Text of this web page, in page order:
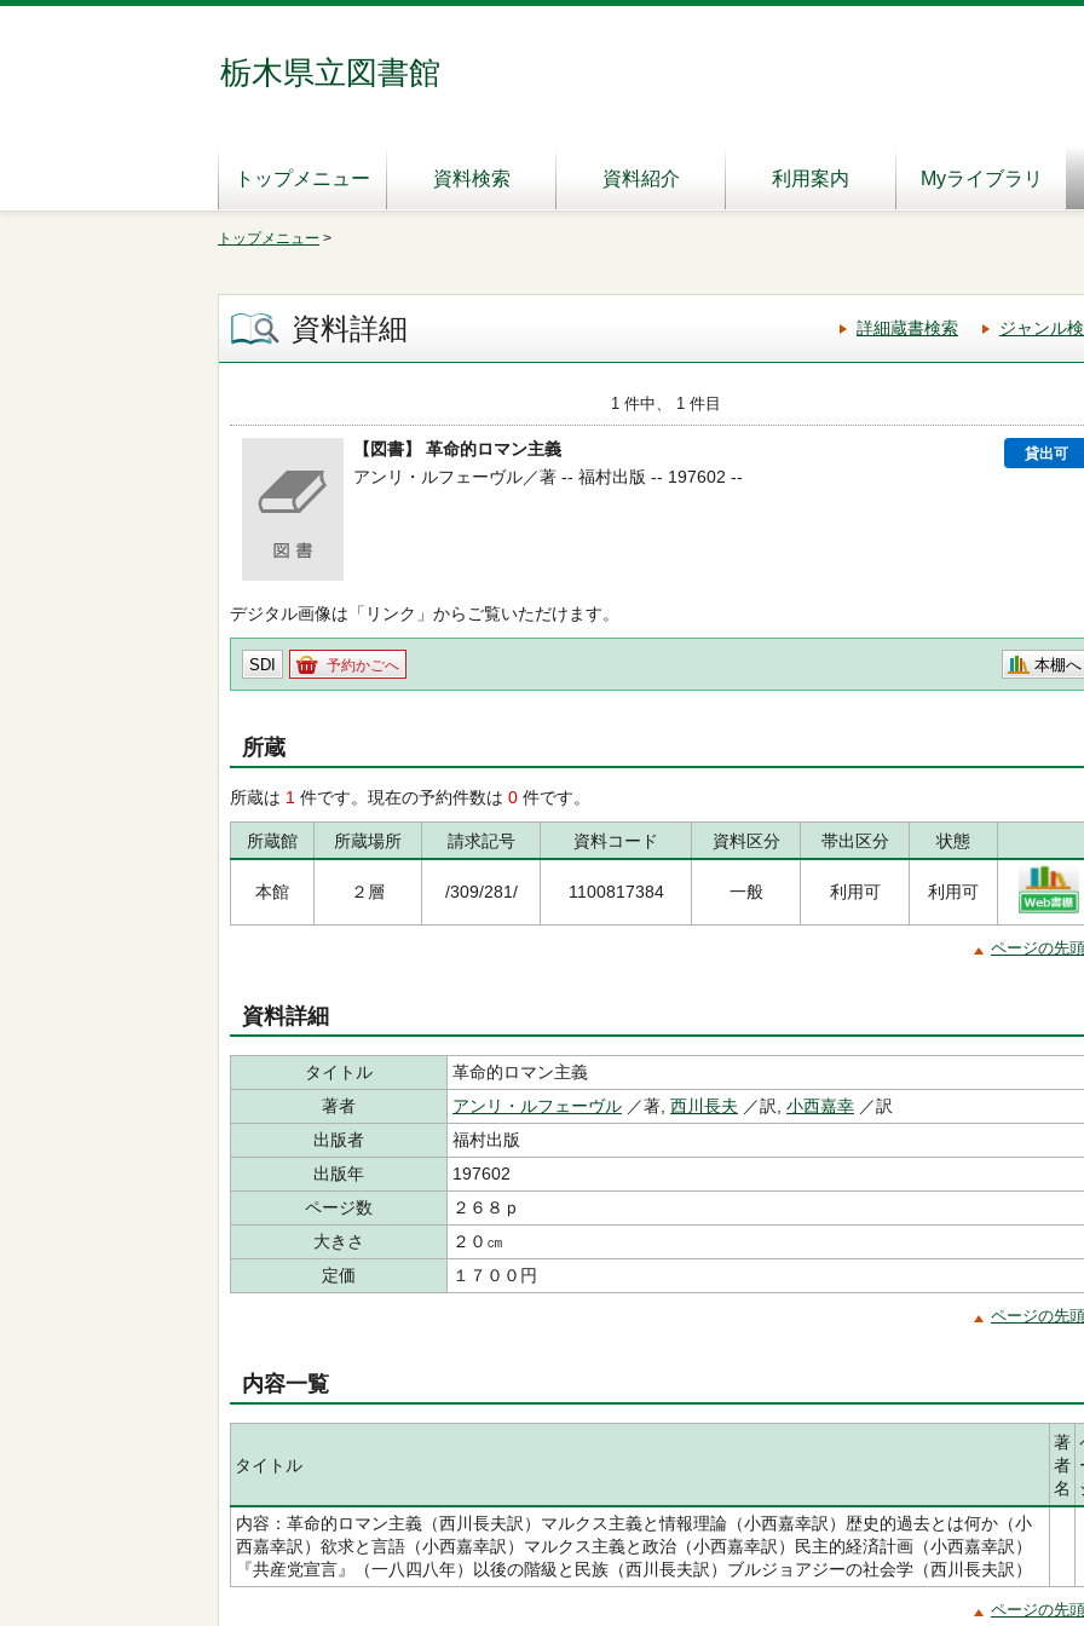
栃木県立図書館
トップメニュー 資料検索 資料紹介 利用案内 Myライブラリ
トップメニュー >
資料詳細 詳細蔵書検索 ジャンル
1 件中、 1 件目
【図書】 革命的ロマン主義 貸出可
アンリ・ルフェーヴル／著 -- 福村出版 -- 197602 --
デジタル画像は「リンク」からご覧いただけます。
SDI 予約かごへ 本棚へ
所蔵
所蔵は 1 件です。現在の予約件数は 0 件です。
所蔵館 所蔵場所 請求記号 資料コード 資料区分 帯出区分 状態
本館 ２層 /309/281/ 1100817384 一般 利用可 利用可
ページの先
資料詳細
タイトル
革命的ロマン主義
著者
アンリ・ルフェーヴル ／著, 西川長夫 ／訳, 小西嘉幸 ／訳
出版者
福村出版
出版年
197602
ページ数
２６８ｐ
大きさ
２０㎝
定価
１７００円
ページの先
内容一覧
タイトル
著
者
名
内容：革命的ロマン主義（西川長夫訳）マルクス主義と情報理論（小西嘉幸訳）歴史的過去とは何か（小
西嘉幸訳）欲求と言語（小西嘉幸訳）マルクス主義と政治（小西嘉幸訳）民主的経済計画（小西嘉幸訳）
『共産党宣言』（一八四八年）以後の階級と民族（西川長夫訳）ブルジョアジーの社会学（西川長夫訳）
ページの先